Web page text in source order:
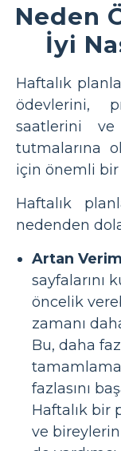
Neden
İyi
Haftalık
ödevlerini,
saatlerini
tutmalarına
için önemli bir
Haftalık
nedenden
Artan
sayfalarını
öncelik
zamanı
Bu, daha
fazlasını
Haftalık bir
ve